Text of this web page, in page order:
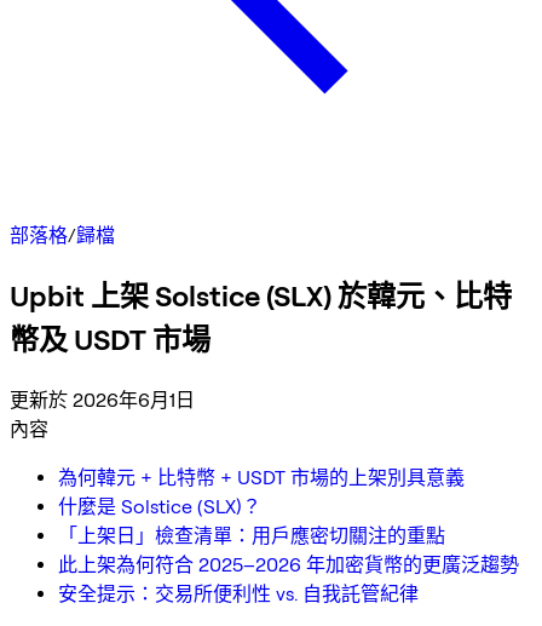
部落格/歸檔
Upbit 上架 Solstice (SLX) 於韓元、比特
幣及 USDT 市場
更新於 2026年6月1日
內容
為何韓元 + 比特幣 + USDT 市場的上架別具意義
什麼是 Solstice (SLX)？
「上架日」檢查清單：用戶應密切關注的重點
此上架為何符合 2025–2026 年加密貨幣的更廣泛趨勢
安全提示：交易所便利性 vs. 自我託管紀律